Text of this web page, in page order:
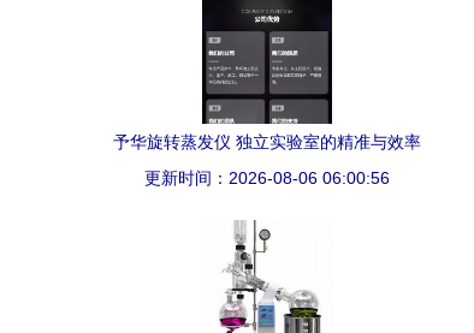
予华旋转蒸发仪 独立实验室的精准与效率
之选
更新时间：2026-08-06 06:00:56